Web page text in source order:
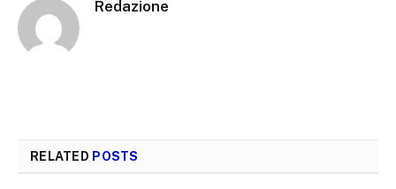
Redazione
RELATED POSTS